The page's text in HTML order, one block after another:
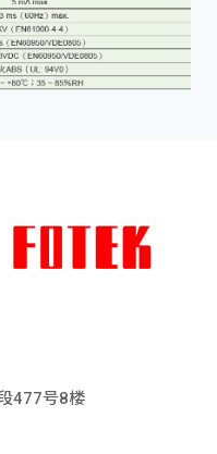
477号8楼